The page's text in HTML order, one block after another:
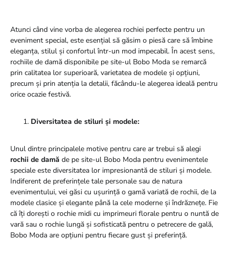
Atunci când vine vorba de alegerea rochiei perfecte pentru un
eveniment special, este esențial să găsim o piesă care să îmbine
eleganța, stilul și confortul într-un mod impecabil. În acest sens,
rochiile de damă disponibile pe site-ul Bobo Moda se remarcă
prin calitatea lor superioară, varietatea de modele și opțiuni,
precum și prin atenția la detalii, făcându-le alegerea ideală pentru
orice ocazie festivă.
Diversitatea de stiluri și modele:
Unul dintre principalele motive pentru care ar trebui să alegi
rochii de damă de pe site-ul Bobo Moda pentru evenimentele
speciale este diversitatea lor impresionantă de stiluri și modele.
Indiferent de preferințele tale personale sau de natura
evenimentului, vei găsi cu ușurință o gamă variată de rochii, de la
modele clasice și elegante până la cele moderne și îndrăznețe. Fie
că îți dorești o rochie midi cu imprimeuri florale pentru o nuntă de
vară sau o rochie lungă și sofisticată pentru o petrecere de gală,
Bobo Moda are opțiuni pentru fiecare gust și preferință.